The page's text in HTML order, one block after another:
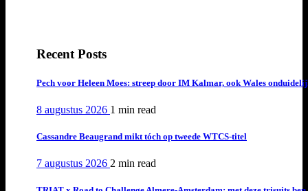
Recent Posts
Pech voor Heleen Moes: streep door IM Kalmar, ook Wales
8 augustus 2026 1 min read
Cassandre Beaugrand mikt tóch op tweede WTCS-titel
7 augustus 2026 2 min read